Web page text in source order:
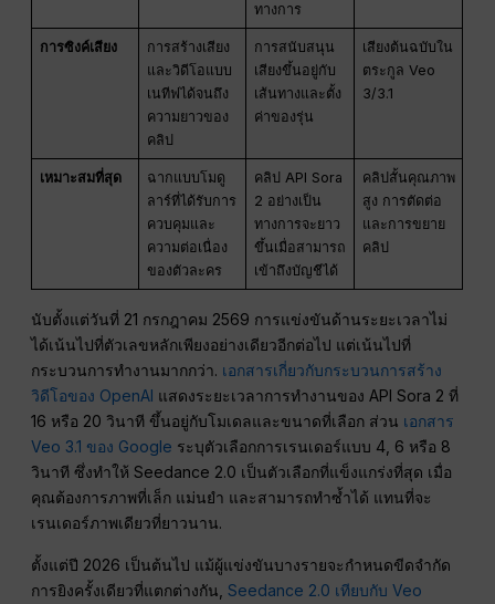
ทางการ
การซิงค์เสียง
การสร้างเสียง
และวิดีโอแบบ
เนทีฟได้จนถึง
ความยาวของ
คลิป
การสนับสนุน
เสียงขึ้นอยู่กับ
เส้นทางและตั้ง
ค่าของรุ่น
เสียงต้นฉบับใน
ตระกูล Veo
3/3.1
เหมาะสมที่สุด
ฉากแบบโมดู
ลาร์ที่ได้รับการ
ควบคุมและ
ความต่อเนื่อง
ของตัวละคร
คลิป API Sora
2 อย่างเป็น
ทางการจะยาว
ขึ้นเมื่อสามารถ
เข้าถึงบัญชีได้
คลิปสั้นคุณภาพ
สูง การตัดต่อ
และการขยาย
คลิป
นับตั้งแต่วันที่ 21 กรกฎาคม 2569 การแข่งขันด้านระยะเวลาไม่
ได้เน้นไปที่ตัวเลขหลักเพียงอย่างเดียวอีกต่อไป แต่เน้นไปที่
กระบวนการทำงานมากกว่า. เอกสารเกี่ยวกับกระบวนการสร้าง
วิดีโอของ OpenAI แสดงระยะเวลาการทำงานของ API Sora 2 ที่
16 หรือ 20 วินาที ขึ้นอยู่กับโมเดลและขนาดที่เลือก ส่วน เอกสาร
Veo 3.1 ของ Google ระบุตัวเลือกการเรนเดอร์แบบ 4, 6 หรือ 8
วินาที ซึ่งทำให้ Seedance 2.0 เป็นตัวเลือกที่แข็งแกร่งที่สุด เมื่อ
คุณต้องการภาพที่เล็ก แม่นยำ และสามารถทำซ้ำได้ แทนที่จะ
เรนเดอร์ภาพเดียวที่ยาวนาน.
ตั้งแต่ปี 2026 เป็นต้นไป แม้ผู้แข่งขันบางรายจะกำหนดขีดจำกัด
การยิงครั้งเดียวที่แตกต่างกัน,Seedance 2.0 เทียบกับ Veo